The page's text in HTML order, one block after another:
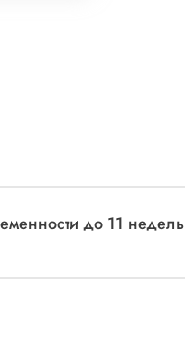
до 11 недель